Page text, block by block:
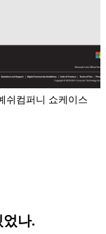
쉬컴퍼니 쇼케이스
나.